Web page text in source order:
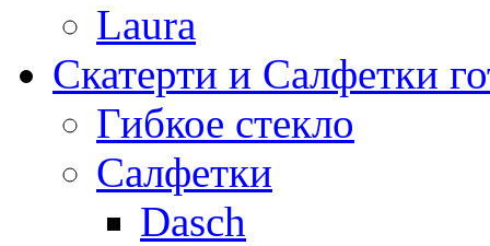
Laura
Скатерти и Салфетки
Гибкое стекло
Салфетки
Dasch